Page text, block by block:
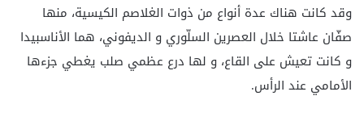
وقد كانت هناك عدة أنواع من ذوات الغلاصم الكيسية، منها
صفّان عاشتا خلال العصرين السلّوري و الديفوني، هما الأناسبيدا
و كانت تعيش على القاع، و لها درع عظمي صلب يغطي جزءها
الأمامي عند الرأس.